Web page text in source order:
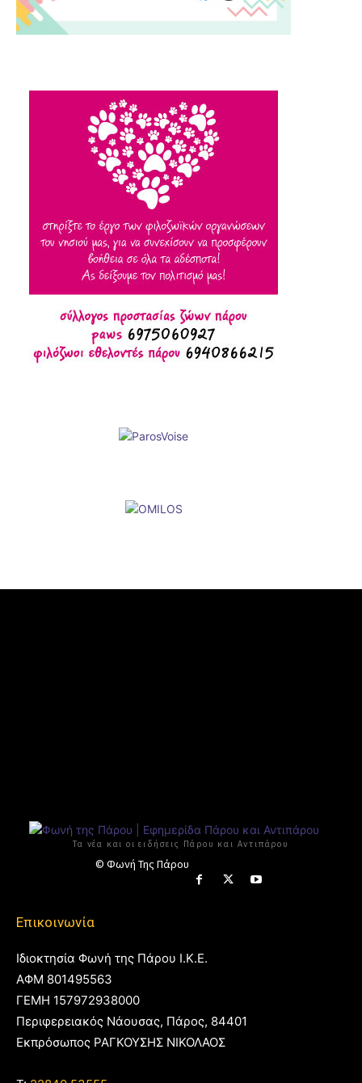
Τα νέα και οι ειδήσεις Πάρου και Αντιπάρου
© Φωνή Της Πάρου
Επικοινωνία
Ιδιοκτησία Φωνή της Πάρου Ι.Κ.Ε.
ΑΦΜ 801495563
ΓΕΜΗ 157972938000
Περιφερειακός Νάουσας, Πάρος, 84401
Εκπρόσωπος ΡΑΓΚΟΥΣΗΣ ΝΙΚΟΛΑΟΣ